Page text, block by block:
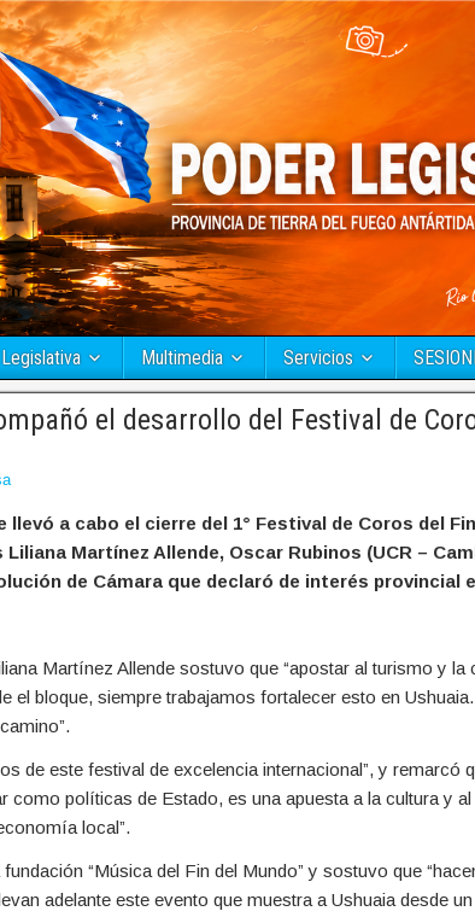
Multimedia Servicios
el desarrollo del Festival de
llevó a cabo el cierre del 1° Festival de Coros del
Martínez Allende, Oscar Rubinos (UCR –
de Cámara que declaró de interés provincial
Martínez Allende sostuvo que “apostar al turismo y la
el bloque, siempre trabajamos fortalecer esto en
de este festival de excelencia internacional”, y remarcó
políticas de Estado, es una apuesta a la cultura y
local”.
“Música del Fin del Mundo” y sostuvo que
adelante este evento que muestra a Ushuaia desde